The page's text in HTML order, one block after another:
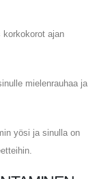
ajan
mielenrauhaa ja
yösi ja sinulla on